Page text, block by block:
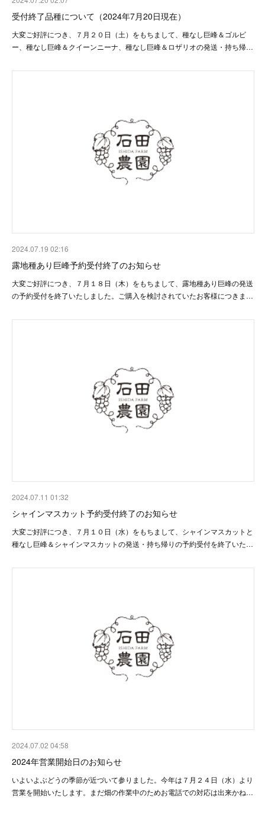
受付終了品種について（2024年7月20日現在）
大変ご好評につき、７月２０日（土）をもちまして、種なし巨峰＆ゴルビ
ー、種なし巨峰＆クイーンニーナ、種なし巨峰＆ロザリオの発送・持ち帰…
2024.07.19 02:16
露地種あり巨峰予約受付終了のお知らせ
大変ご好評につき、７月１８日（木）をもちまして、露地種あり巨峰の発送
の予約受付を終了いたしました。ご購入を検討されていたお客様につきま…
2024.07.11 01:32
シャインマスカット予約受付終了のお知らせ
大変ご好評につき、７月１０日（水）をもちまして、シャインマスカットと
種なし巨峰＆シャインマスカットの発送・持ち帰りの予約受付を終了いた…
2024.07.02 04:58
2024年営業開始日のお知らせ
いよいよぶどうの季節が近づいて参りました。今年は７月２４日（水）より
営業を開始いたします。まだ畑の作業中のためお電話での対応は出来かね…